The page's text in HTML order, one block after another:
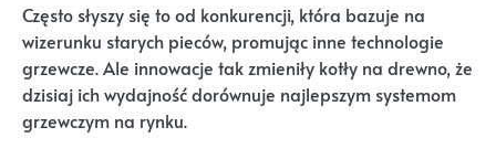
Często słyszy się to od konkurencji, która bazuje na
wizerunku starych pieców, promując inne technologie
grzewcze. Ale innowacje tak zmieniły kotły na drewno, że
dzisiaj ich wydajność dorównuje najlepszym systemom
grzewczym na rynku.